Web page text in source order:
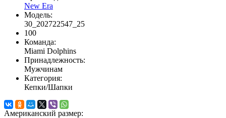
New Era
Модель:
30_202722547_25
100
Команда:
Miami Dolphins
Принадлежность:
Мужчинам
Категория:
Кепки/Шапки
Американский размер: